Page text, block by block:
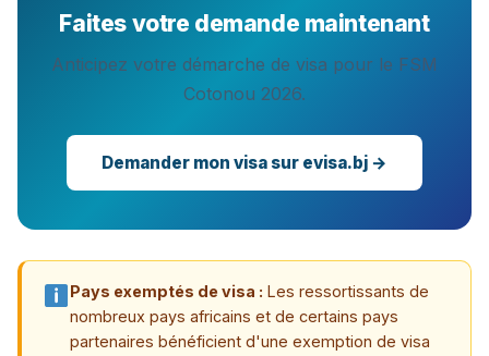
Faites votre demande maintenant
Anticipez votre démarche de visa pour le FSM
Cotonou 2026.
Demander mon visa sur evisa.bj →
Pays exemptés de visa : Les ressortissants de
nombreux pays africains et de certains pays
partenaires bénéficient d'une exemption de visa